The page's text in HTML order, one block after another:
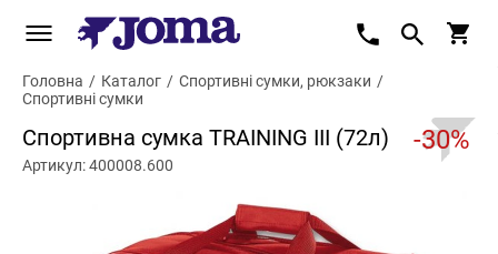
Головна / Каталог / Спортивні сумки, рюкзаки /
Спортивні сумки
Спортивна сумка TRAINING III (72л) -30%
Артикул: 400008.600